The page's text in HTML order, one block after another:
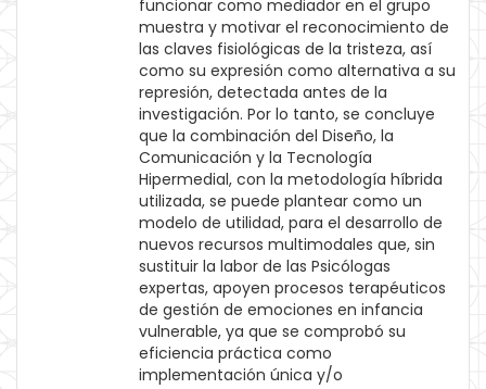
funcionar como mediador en el grupo
muestra y motivar el reconocimiento de
las claves fisiológicas de la tristeza, así
como su expresión como alternativa a su
represión, detectada antes de la
investigación. Por lo tanto, se concluye
que la combinación del Diseño, la
Comunicación y la Tecnología
Hipermedial, con la metodología híbrida
utilizada, se puede plantear como un
modelo de utilidad, para el desarrollo de
nuevos recursos multimodales que, sin
sustituir la labor de las Psicólogas
expertas, apoyen procesos terapéuticos
de gestión de emociones en infancia
vulnerable, ya que se comprobó su
eficiencia práctica como
implementación única y/o